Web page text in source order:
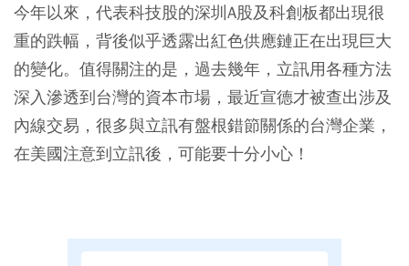
今年以來，代表科技股的深圳A股及科創板都出現很
重的跌幅，背後似乎透露出紅色供應鏈正在出現巨大
的變化。值得關注的是，過去幾年，立訊用各種方法
深入滲透到台灣的資本市場，最近宣德才被查出涉及
內線交易，很多與立訊有盤根錯節關係的台灣企業，
在美國注意到立訊後，可能要十分小心！